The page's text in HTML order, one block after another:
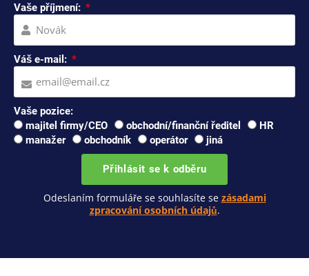
Vaše příjmení:
Váš e-mail:
Vaše pozice:
majitel firmy/CEO
obchodní/finanční ředitel
HR
manažer
obchodník operátor jiná
Přihlásit se k odběru
Odeslaním formuláře se souhlasíte se zásadami
zpracování osobních údajů.